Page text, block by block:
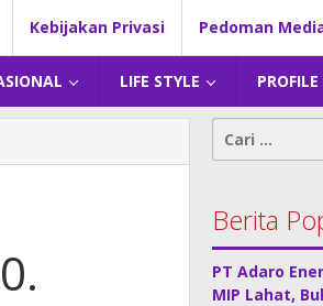
Kebijakan Privasi Pedoman
LIFE STYLE PROFILE
Cari
untuk:
Berita
PT Adaro
MIP Lahat,